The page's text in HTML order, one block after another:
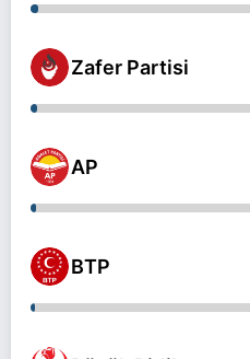
Zafer Partisi
AP
BTP